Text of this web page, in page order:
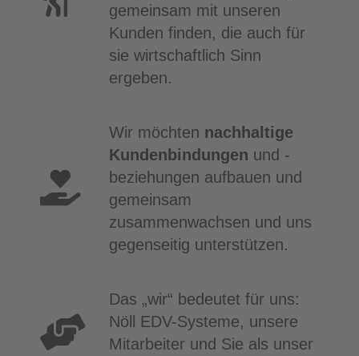
gemeinsam mit unseren
Kunden finden, die auch für
sie wirtschaftlich Sinn
ergeben.
Wir möchten nachhaltige
Kundenbindungen und -
beziehungen aufbauen und
gemeinsam
zusammenwachsen und uns
gegenseitig unterstützen.
Das „wir“ bedeutet für uns:
Nöll EDV-Systeme, unsere
Mitarbeiter und Sie als unser